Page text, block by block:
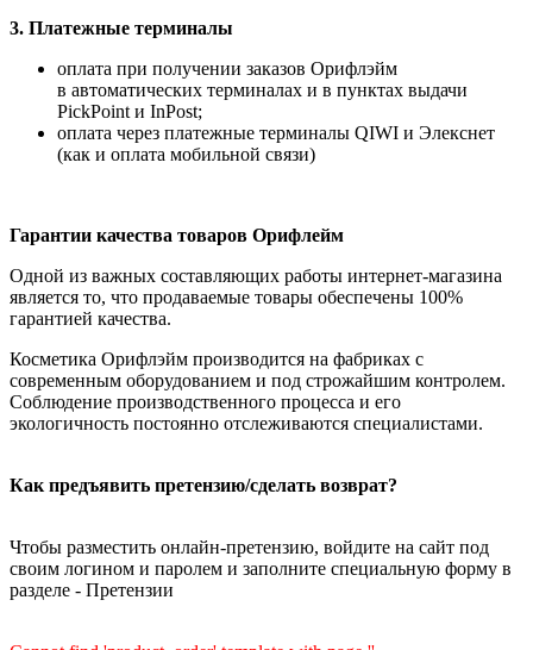
3. Платежные терминалы
оплата при получении заказов Орифлэйм
в автоматических терминалах и в пунктах выдачи
PickPoint и InPost;
оплата через платежные терминалы QIWI и Элекснет
(как и оплата мобильной связи)
Гарантии качества товаров Орифлейм
Одной из важных составляющих работы интернет-магазина
является то, что продаваемые товары обеспечены 100%
гарантией качества.
Косметика Орифлэйм производится на фабриках с
современным оборудованием и под строжайшим контролем.
Соблюдение производственного процесса и его
экологичность постоянно отслеживаются специалистами.
Как предъявить претензию/сделать возврат?
Чтобы разместить онлайн-претензию, войдите на сайт под
своим логином и паролем и заполните специальную форму в
разделе - Претензии